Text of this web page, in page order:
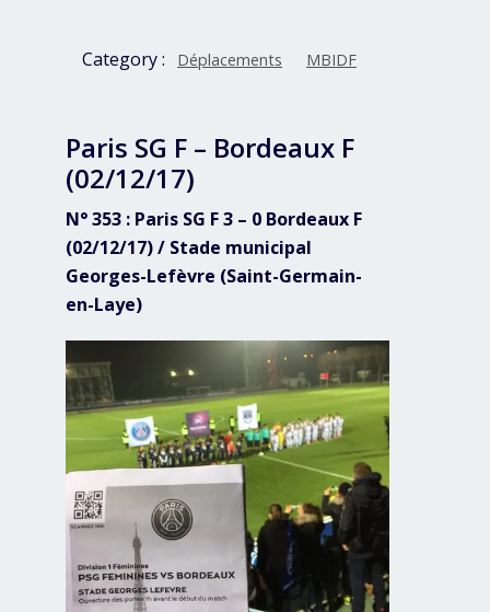
Category : Déplacements MBIDF
Paris SG F – Bordeaux F
(02/12/17)
N° 353 : Paris SG F 3 – 0 Bordeaux F
(02/12/17) / Stade municipal
Georges-Lefèvre (Saint-Germain-
en-Laye)